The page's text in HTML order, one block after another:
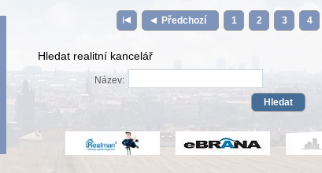
Předchozí 1 2 3 4
Hledat realitní kancelář
Název: